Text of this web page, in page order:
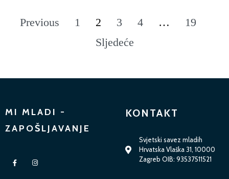
Previous 1 2 3 4 …
19
Sljedeće
MI MLADI -
ZAPOŠLJAVANJE
KONTAKT
Svjetski savez mladih
Hrvatska Vlaška 31, 10000
Zagreb OIB: 93537511521